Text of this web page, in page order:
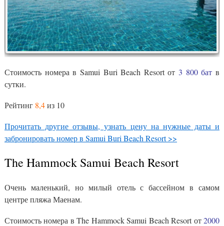
Стоимость номера в Samui Buri Beach Resort от 3 800 бат в
сутки.
Рейтинг 8,4из 10
Прочитать другие отзывы, узнать цену на нужные даты и
забронировать номер в Samui Buri Beach Resort >>
The Hammock Samui Beach Resort
Очень маленький, но милый отель с бассейном в самом
центре пляжа Маенам.
Стоимость номера в The Hammock Samui Beach Resort от2000